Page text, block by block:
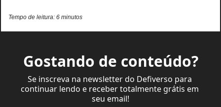
Tempo de leitura: 6 minutos
Gostando de conteúdo?
Se inscreva na newsletter do Defiverso para
continuar lendo e receber totalmente grátis em
seu email!